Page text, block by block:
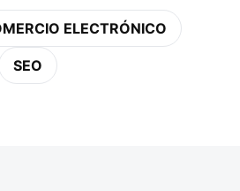
ELECTRÓNICO
SEO